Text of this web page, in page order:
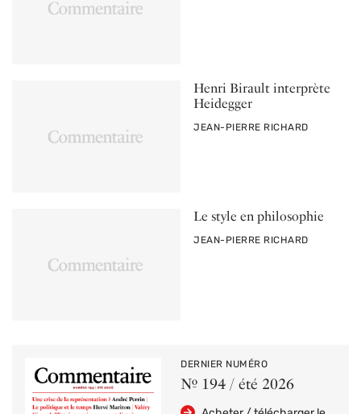
Henri Birault interprète
Heidegger
PAR
JEAN-PIERRE RICHARD
Le style en philosophie
PAR
JEAN-PIERRE RICHARD
DERNIER NUMÉRO
Nº 194 / été 2026